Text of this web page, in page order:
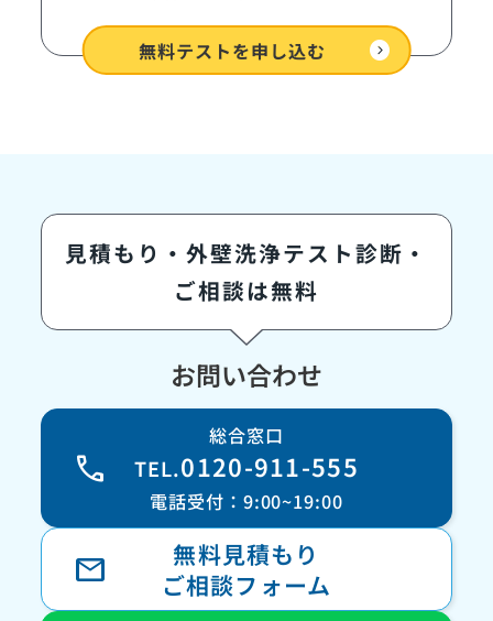
無料テストを申し込む expand_circle_right
見積もり・外壁洗浄テスト診断・
ご相談は無料
お問い合わせ
call
総合窓口
TEL.0120-911-555
電話受付：9:00~19:00
mail
無料見積もり
ご相談フォーム